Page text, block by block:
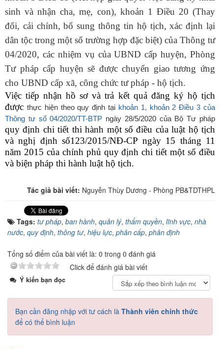
sinh và nhận cha, mẹ, con), khoản 1 Điều 20 (Thay
đổi, cải chính, bổ sung thông tin hộ tịch, xác định lại
dân tộc trong một số trường hợp đặc biệt) của Thông tư
04/2020, các nhiệm vụ của UBND cấp huyện, Phòng
Tư pháp cấp huyện sẽ được chuyển giao tương ứng
cho UBND cấp xã, công chức tư pháp - hộ tịch.
Việc tiếp nhận hồ sơ và trả kết quả đăng ký hộ tịch
được thực hiện theo quy định tại khoản 1, khoản 2 Điều 3 của
Thông tư số 04/2020/TT-BTP ngày 28/5/2020 của Bộ Tư pháp
quy định chi tiết thi hành một số điều của luật hộ tịch
và nghị định số123/2015/NĐ-CP ngày 15 tháng 11
năm 2015 của chính phủ quy định chi tiết một số điều
và biện pháp thi hành luật hộ tịch.
Tác giả bài viết: Nguyễn Thùy Dương - Phòng PB&TDTHPL
Tags: tư pháp, ban hành, quản lý, thẩm quyền, lĩnh vực, nhà
nước, quy định, thông tư, hiệu lực, phân cấp, phân định
Tổng số điểm của bài viết là: 0 trong 0 đánh giá
Click để đánh giá bài viết
Ý kiến bạn đọc
Bạn cần đăng nhập với tư cách là Thành viên chính thức
để có thể bình luận